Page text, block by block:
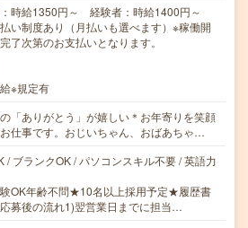
時給1350円～ 経験者：時給1400円～
い制度あり（月払いも選べます）※稼働開
了次第のお支払いとなります。
※規定有
「ありがとう」が嬉しい＊お年寄りを笑顔
仕事です。おじいちゃん、おばあちゃ…
/ ブランクOK / パソコンスキル不要 / 英語力
OK年齢不問★10名以上採用予定★履歴書
募後の流れ1)翌営業日までに担当…